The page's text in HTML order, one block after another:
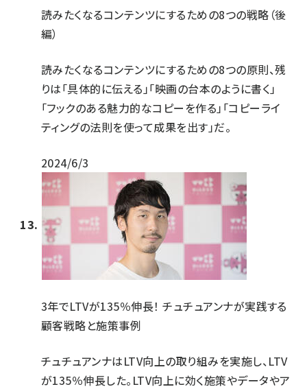
読みたくなるコンテンツにするための8つの戦略（後
編）
読みたくなるコンテンツにするための8つの原則、残
りは「具体的に伝える」「映画の台本のように書く」
「フックのある魅力的なコピーを作る」「コピーライ
ティングの法則を使って成果を出す」だ。
2024/6/3
3年でLTVが135％伸長！ チュチュアンナが実践する
顧客戦略と施策事例
チュチュアンナはLTV向上の取り組みを実施し、LTV
が135％伸長した。LTV向上に効く施策やデータやア